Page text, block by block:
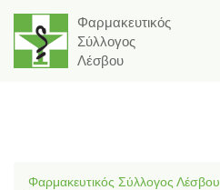
Φαρμακευτικός
Σύλλογος
Λέσβου
Φαρμακευτικός Σύλλογος Λέσβου